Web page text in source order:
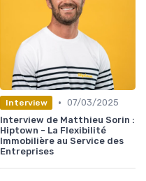
Interview • 07/03/2025
Interview de Matthieu Sorin :
Hiptown - La Flexibilité
Immobilière au Service des
Entreprises